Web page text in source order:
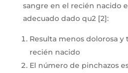
sangre en el recién nacido
adecuado dado qu2 [2]:
Resulta menos dolorosa y
recién nacido
El número de pinchazos